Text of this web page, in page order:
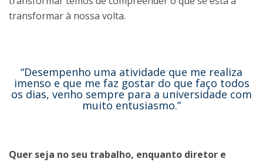
transformar à nossa volta.
“Desempenho uma atividade que me realiza
imenso e que me faz gostar do que faço todos
os dias, venho sempre para a universidade com
muito entusiasmo.”
Quer seja no seu trabalho, enquanto diretor e